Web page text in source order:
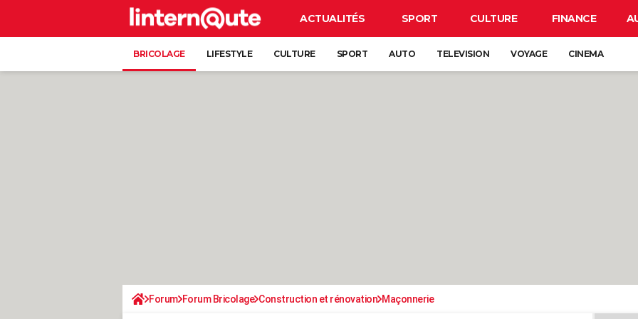
ACTUALITÉS SPORT CULTURE FINANCE
BRICOLAGE LIFESTYLE CULTURE SPORT AUTO TELEVISION VOYAGE CINEMA
Forum Forum Bricolage Construction et rénovation Maçonnerie